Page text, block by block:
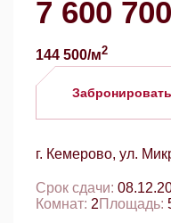
7 600
144 500/м2
Забронировать
г. Кемерово, ул.
Срок сдачи:
Комнат: 2Площадь: